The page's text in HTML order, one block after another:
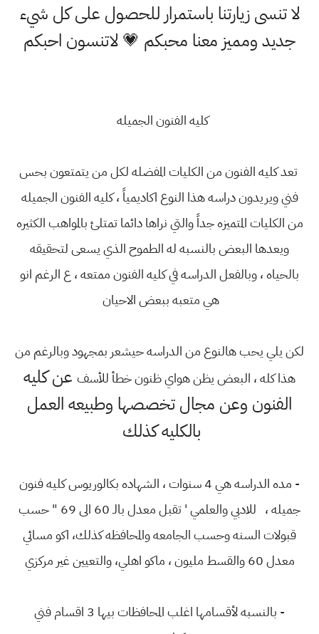
لا تنسى زيارتنا باستمرار للحصول على كل شيء
جديد ومميز معنا محبكم 💗 لاتنسون احبكم
كليه الفنون الجميله
تعد كليه الفنون من الكليات المفضله لكل من يتمتعون بحس
فني ويريدون دراسه هذا النوع اكاديمياً ، كليه الفنون الجميله
من الكليات المتميزه جداً والتي نراها دائما تمتلئ بالمواهب الكثيره
ويعدها البعض بالنسبه له الطموح الذي يسعى لتحقيقه
بالحياه ، وبالفعل الدراسه في كليه الفنون ممتعه ، ع الرغم انو
هي متعبه ببعض الاحيان
لكن يلي يحب هالنوع من الدراسه حيشعر بمجهود وبالرغم من
هذا كله ، البعض يظن هواي ظنون خطأ للأسف عن كليه
الفنون وعن مجال تخصصها وطبيعه العمل
بالكليه كذلك
- مده الدراسه هي 4 سنوات ، الشهاده بكالوريوس كليه فنون
جميله ، للادبي والعلمي ' تقبل معدل بالـ 60 الى 69 " حسب
قبولات السنه وحسب الجامعه والمحافظه كذلك، اكو مسائي
معدل 60 والقسط مليون ، ماكو اهلي، والتعيين غير مركزي
- بالنسبه لأقسامها اغلب المحافظات بيها 3 اقسام فني